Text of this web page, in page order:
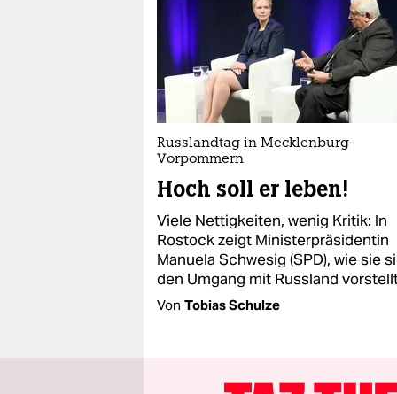
Russlandtag in Mecklenburg-
Vorpommern
Hoch soll er leben!
Viele Nettigkeiten, wenig Kritik: In
Rostock zeigt Ministerpräsidentin
Manuela Schwesig (SPD), wie sie
den Umgang mit Russland
Von Tobias Schulze